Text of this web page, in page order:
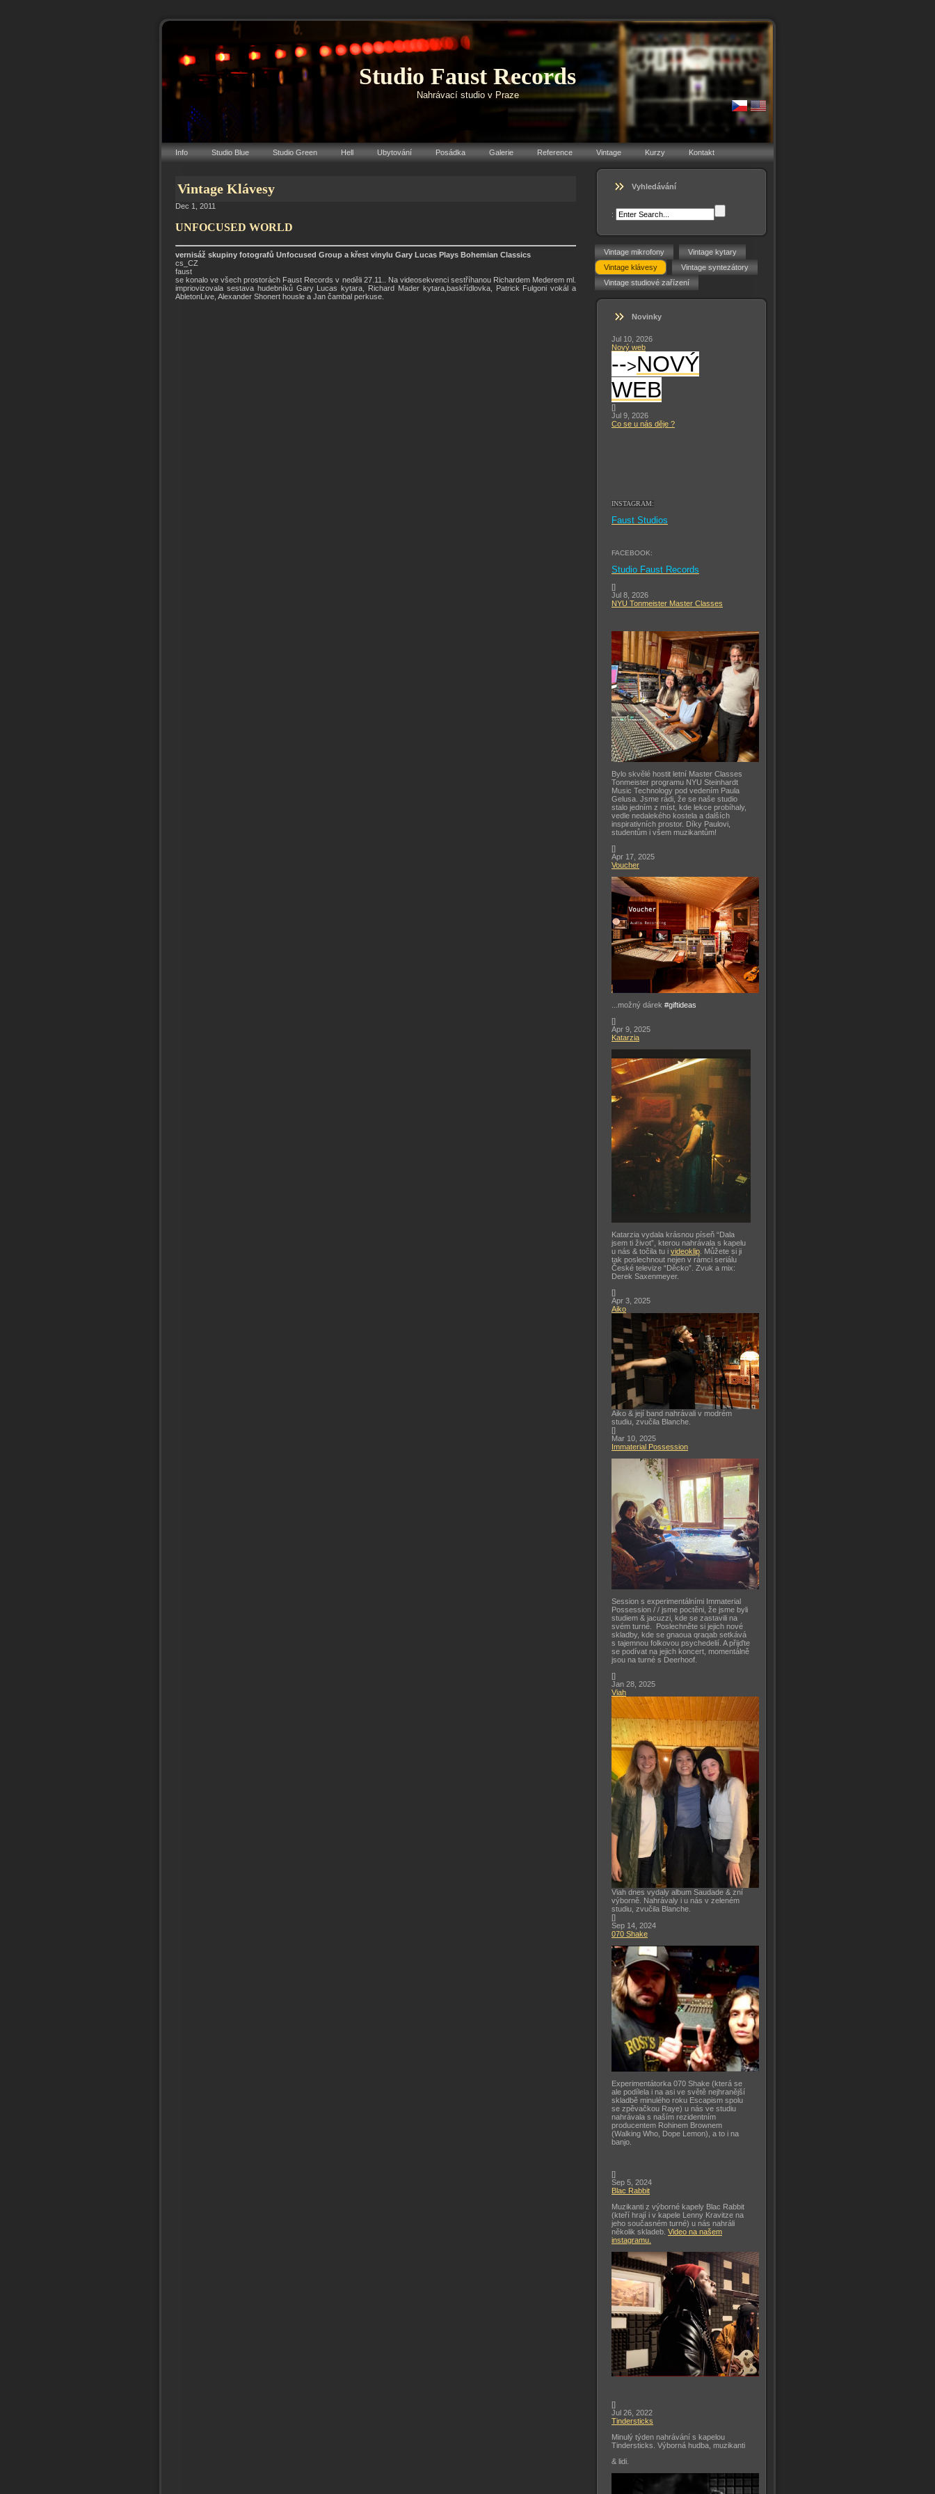
Studio Faust Records
Nahrávací studio v Praze
Info Studio Blue Studio Green Hell Ubytování Posádka Galerie Reference Vintage Kurzy Kontakt
Vintage Klávesy
Dec 1, 2011
UNFOCUSED WORLD
vernisáž skupiny fotografů Unfocused Group a křest vinylu Gary Lucas Plays Bohemian Classics
cs_CZ
faust
se konalo ve všech prostorách Faust Records v neděli 27.11.. Na videosekvenci sestříhanou Richardem Mederem ml.
impriovizovala sestava hudebníků Gary Lucas kytara, Richard Mader kytara,baskřídlovka, Patrick Fulgoni vokál a
AbletonLive, Alexander Shonert housle a Jan čambal perkuse.
Vyhledávání
:
Vintage mikrofony
Vintage kytary
Vintage klávesy
Vintage syntezátory
Vintage studiové zařízení
Novinky
Jul 10, 2026
Nový web
-->NOVÝ
WEB
[]
Jul 9, 2026
Co se u nás děje ?
INSTAGRAM:
Faust Studios
FACEBOOK:
Studio Faust Records
[]
Jul 8, 2026
NYU Tonmeister Master Classes
Bylo skvělé hostit letní Master Classes
Tonmeister programu NYU Steinhardt
Music Technology pod vedením Paula
Gelusa. Jsme rádi, že se naše studio
stalo jedním z míst, kde lekce probíhaly,
vedle nedalekého kostela a dalších
inspirativních prostor. Díky Paulovi,
studentům i všem muzikantům!
[]
Apr 17, 2025
Voucher
...možný dárek #giftideas
[]
Apr 9, 2025
Katarzia
Katarzia vydala krásnou píseň “Dala
jsem ti život”, kterou nahrávala s kapelu
u nás & točila tu i videoklip . Můžete si ji
tak poslechnout nejen v rámci seriálu
České televize “Děcko”. Zvuk a mix:
Derek Saxenmeyer.
[]
Apr 3, 2025
Aiko
Aiko & její band nahrávali v modrém
studiu, zvučila Blanche.
[]
Mar 10, 2025
Immaterial Possession
Session s experimentálními Immaterial
Possession / / jsme poctěni, že jsme byli
studiem & jacuzzi, kde se zastavili na
svém turné. Poslechněte si jejich nové
skladby, kde se gnaoua qraqab setkává
s tajemnou folkovou psychedelií. A přijďte
se podívat na jejich koncert, momentálně
jsou na turné s Deerhoof.
[]
Jan 28, 2025
Viah
Viah dnes vydaly album Saudade & zní
výborně. Nahrávaly i u nás v zeleném
studiu, zvučila Blanche.
[]
Sep 14, 2024
070 Shake
Experimentátorka 070 Shake (která se
ale podílela i na asi ve světě nejhranější
skladbě minulého roku Escapism spolu
se zpěvačkou Raye) u nás ve studiu
nahrávala s naším rezidentním
producentem Rohinem Brownem
(Walking Who, Dope Lemon), a to i na
banjo.
[]
Sep 5, 2024
Blac Rabbit
Muzikanti z výborné kapely Blac Rabbit
(kteří hrají i v kapele Lenny Kravitze na
jeho současném turné) u nás nahráli
několik skladeb. Video na našem
instagramu.
[]
Jul 26, 2022
Tindersticks
Minulý týden nahrávání s kapelou
Tindersticks. Výborná hudba, muzikanti
& lidi.